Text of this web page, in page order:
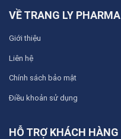
VỀ TRANG LY PHARMA
Giới thiệu
Liên hệ
Chính sách bảo mật
Điều khoản sử dụng
HỖ TRỢ KHÁCH HÀNG